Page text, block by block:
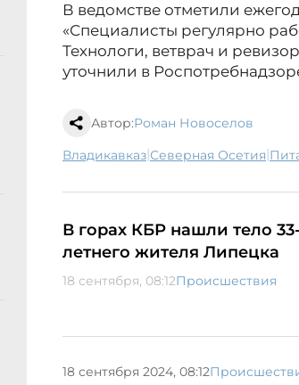
В ведомстве отметили
«Специалисты регулярно
Технологи, ветврач и
уточнили в
Автор:Роман Новоселов
Владикавказ| Северная Осетия|
В горах КБР нашли тело 33-
летнего жителя Липецка
18 сентября, 08:12Происшествия
18 сентября 2024, 08:12